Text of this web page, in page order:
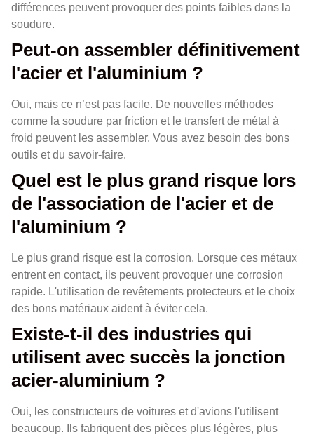
différences peuvent provoquer des points faibles dans la
soudure.
Peut-on assembler définitivement
l'acier et l'aluminium ?
Oui, mais ce n’est pas facile. De nouvelles méthodes
comme la soudure par friction et le transfert de métal à
froid peuvent les assembler. Vous avez besoin des bons
outils et du savoir-faire.
Quel est le plus grand risque lors
de l'association de l'acier et de
l'aluminium ?
Le plus grand risque est la corrosion. Lorsque ces métaux
entrent en contact, ils peuvent provoquer une corrosion
rapide. L'utilisation de revêtements protecteurs et le choix
des bons matériaux aident à éviter cela.
Existe-t-il des industries qui
utilisent avec succès la jonction
acier-aluminium ?
Oui, les constructeurs de voitures et d'avions l'utilisent
beaucoup. Ils fabriquent des pièces plus légères, plus